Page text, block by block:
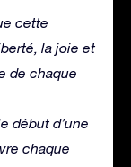
cette
la joie et
de chaque
début d’une
chaque